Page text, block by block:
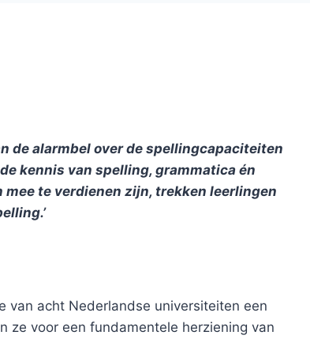
de alarmbel over de spellingcapaciteiten
kennis van spelling, grammatica én
mee te verdienen zijn, trekken leerlingen
van acht Nederlandse universiteiten een
ze voor een fundamentele herziening van